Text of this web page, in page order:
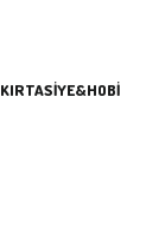
KIRTASİYE&HOBİ